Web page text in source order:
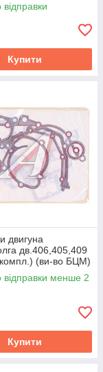
Купити
двигуна
дв.406,405,409
(ви-во БЦМ)
відправки менше 2
Купити